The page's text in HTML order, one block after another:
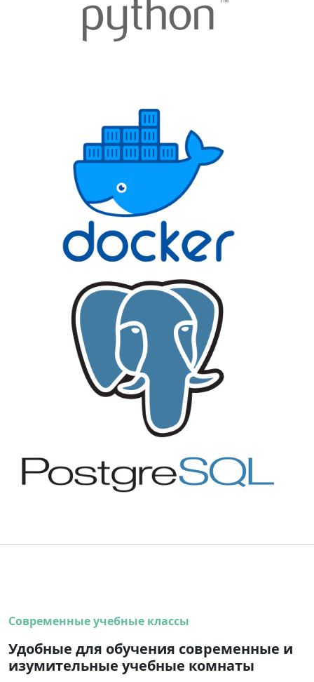
Современные учебные классы
Удобные для обучения современные и
изумительные учебные комнаты